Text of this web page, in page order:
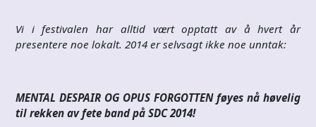
Vi i festivalen har alltid vært opptatt av å hvert år
presentere noe lokalt. 2014 er selvsagt ikke noe unntak:
MENTAL DESPAIR OG OPUS FORGOTTEN føyes nå høvelig
til rekken av fete band på SDC 2014!